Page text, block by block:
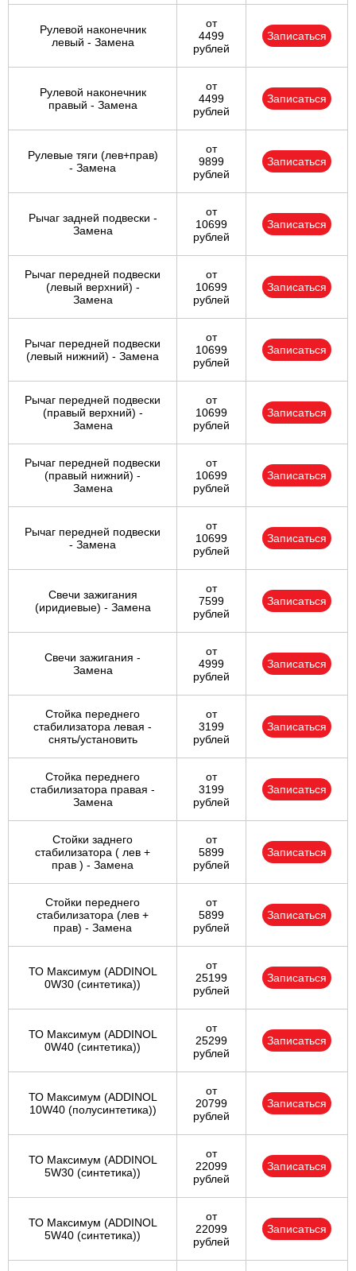
Рулевой наконечник
левый - Замена
от
4499
рублей
Записаться
Рулевой наконечник
правый - Замена
от
4499
рублей
Записаться
Рулевые тяги (лев+прав)
- Замена
от
9899
рублей
Записаться
Рычаг задней подвески -
Замена
от
10699
рублей
Записаться
Рычаг передней подвески
(левый верхний) -
Замена
от
10699
рублей
Записаться
Рычаг передней подвески
(левый нижний) - Замена
от
10699
рублей
Записаться
Рычаг передней подвески
(правый верхний) -
Замена
от
10699
рублей
Записаться
Рычаг передней подвески
(правый нижний) -
Замена
от
10699
рублей
Записаться
Рычаг передней подвески
- Замена
от
10699
рублей
Записаться
Свечи зажигания
(иридиевые) - Замена
от
7599
рублей
Записаться
Свечи зажигания -
Замена
от
4999
рублей
Записаться
Стойка переднего
стабилизатора левая -
снять/установить
от
3199
рублей
Записаться
Стойка переднего
стабилизатора правая -
Замена
от
3199
рублей
Записаться
Стойки заднего
стабилизатора ( лев +
прав ) - Замена
от
5899
рублей
Записаться
Стойки переднего
стабилизатора (лев +
прав) - Замена
от
5899
рублей
Записаться
ТО Максимум (ADDINOL
0W30 (синтетика))
от
25199
рублей
Записаться
ТО Максимум (ADDINOL
0W40 (синтетика))
от
25299
рублей
Записаться
ТО Максимум (ADDINOL
10W40 (полусинтетика))
от
20799
рублей
Записаться
ТО Максимум (ADDINOL
5W30 (синтетика))
от
22099
рублей
Записаться
ТО Максимум (ADDINOL
5W40 (синтетика))
от
22099
рублей
Записаться